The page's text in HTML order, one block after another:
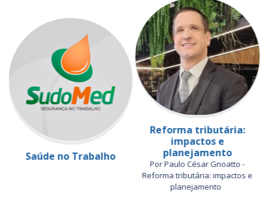
Saúde no Trabalho
Reforma tributária:
impactos e
planejamento
Por Paulo César Gnoatto -
Reforma tributária: impactos e
planejamento